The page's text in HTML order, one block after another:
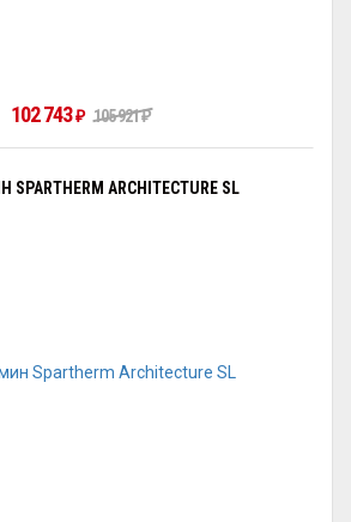
102 743₽ 105 921₽
ARCHITECTURE SL